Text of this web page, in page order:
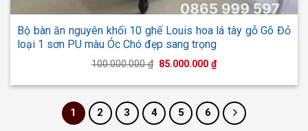
Bộ bàn ăn nguyên khối 10 ghế Louis hoa lá tây gỗ Gõ Đỏ
loại 1 sơn PU màu Óc Chó đẹp sang trọng
100.000.000₫ Giá
là:
85.000.000₫Giá
hiện
tại
85.000.000 ₫.
1 2 3 4 5 6